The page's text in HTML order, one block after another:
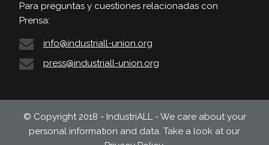
Para preguntas y cuestiones relacionadas con
Prensa:
info@industriall-union.org
press@industriall-union.org
© Copyright 2018 - IndustriALL - We care about your
personal information and data. Take a look at our